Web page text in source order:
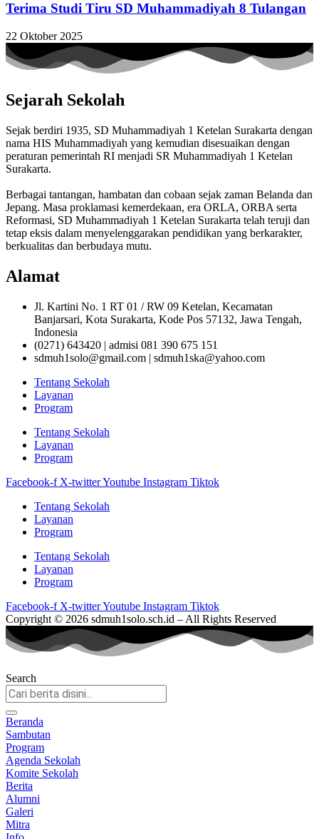
Terima Studi Tiru SD Muhammadiyah 8 Tulangan
22 Oktober 2025
Sejarah Sekolah
Sejak berdiri 1935, SD Muhammadiyah 1 Ketelan Surakarta dengan
nama HIS Muhammadiyah yang kemudian disesuaikan dengan
peraturan pemerintah RI menjadi SR Muhammadiyah 1 Ketelan
Surakarta.
Berbagai tantangan, hambatan dan cobaan sejak zaman Belanda dan
Jepang. Masa proklamasi kemerdekaan, era ORLA, ORBA serta
Reformasi, SD Muhammadiyah 1 Ketelan Surakarta telah teruji dan
tetap eksis dalam menyelenggarakan pendidikan yang berkarakter,
berkualitas dan berbudaya mutu.
Alamat
Jl. Kartini No. 1 RT 01 / RW 09 Ketelan, Kecamatan
Banjarsari, Kota Surakarta, Kode Pos 57132, Jawa Tengah,
Indonesia
(0271) 643420 | admisi 081 390 675 151
sdmuh1solo@gmail.com | sdmuh1ska@yahoo.com
Tentang Sekolah
Layanan
Program
Tentang Sekolah
Layanan
Program
Facebook-f X-twitterYoutube Instagram Tiktok
Tentang Sekolah
Layanan
Program
Tentang Sekolah
Layanan
Program
Facebook-f X-twitterYoutube Instagram Tiktok
Copyright © 2026 sdmuh1solo.sch.id – All Rights Reserved
Search
Beranda
Sambutan
Program
Agenda Sekolah
Komite Sekolah
Berita
Alumni
Galeri
Mitra